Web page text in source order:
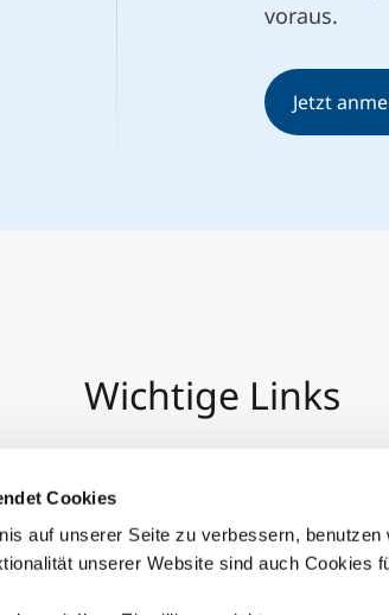
Cookies
auf unserer Seite zu verbessern,
unserer Website sind auch Cookies
voraus.
Jetzt
Wichtige Links
Datenschutz
Hinweisgeber:Innensystem
Barrierefreiheit